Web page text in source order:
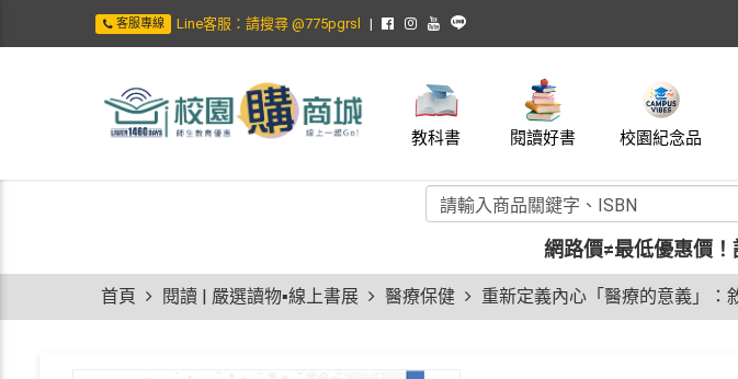
客服專線 Line客服：請搜尋 @775pgrsl
教科書 閱讀好書 校園紀念品
網路價≠最低優惠價！
首頁 閱讀 | 嚴選讀物▪線上書展 醫療保健 重新定義內心「醫療的意義」：